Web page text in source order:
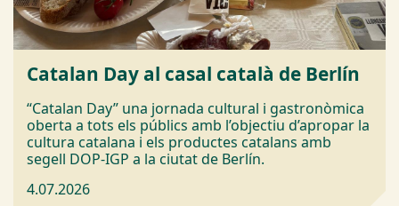
Catalan Day al casal català de Berlín
“Catalan Day” una jornada cultural i gastronòmica
oberta a tots els públics amb l’objectiu d’apropar la
cultura catalana i els productes catalans amb
segell DOP-IGP a la ciutat de Berlín.
4.07.2026